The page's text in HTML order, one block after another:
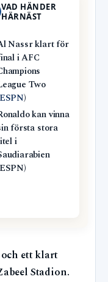
VAD HÄNDER
HÄRNÄST
Nassr klart för
i AFC
Two
)
kan vinna
första stora
i
ett klart
Stadion.